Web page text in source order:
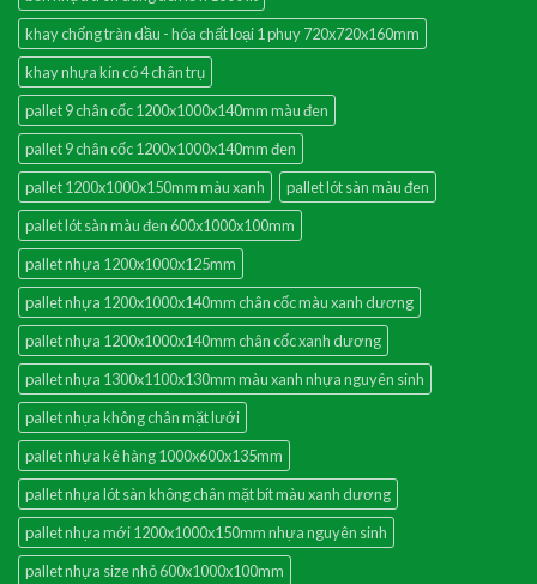
khay chống tràn dầu - hóa chất loại 1 phuy 720x720x160mm
khay nhựa kín có 4 chân trụ
pallet 9 chân cốc 1200x1000x140mm màu đen
pallet 9 chân cốc 1200x1000x140mm đen
pallet 1200x1000x150mm màu xanh
pallet lót sàn màu đen
pallet lót sàn màu đen 600x1000x100mm
pallet nhựa 1200x1000x125mm
pallet nhựa 1200x1000x140mm chân cốc màu xanh dương
pallet nhựa 1200x1000x140mm chân cốc xanh dương
pallet nhựa 1300x1100x130mm màu xanh nhựa nguyên sinh
pallet nhựa không chân mặt lưới
pallet nhựa kê hàng 1000x600x135mm
pallet nhựa lót sàn không chân mặt bít màu xanh dương
pallet nhựa mới 1200x1000x150mm nhựa nguyên sinh
pallet nhựa size nhỏ 600x1000x100mm